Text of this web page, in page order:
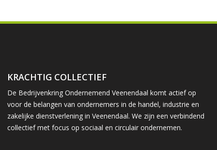
KRACHTIG COLLECTIEF
De Bedrijvenkring Ondernemend Veenendaal komt actief op
voor de belangen van ondernemers in de handel, industrie en
zakelijke dienstverlening in Veenendaal. We zijn een verbindend
collectief met focus op sociaal en circulair ondernemen.